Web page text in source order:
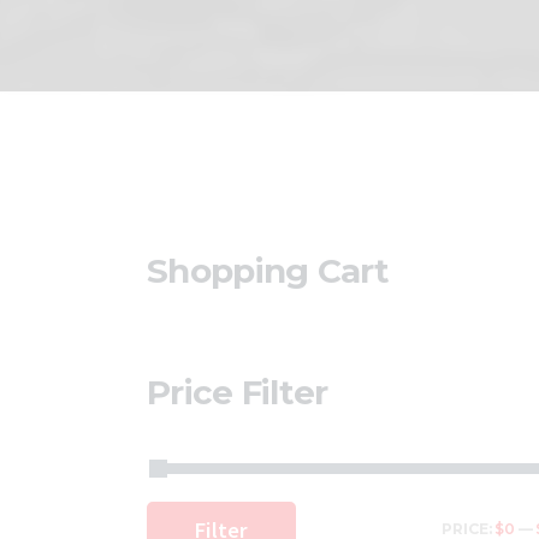
Shopping Cart
Price Filter
Filter $0